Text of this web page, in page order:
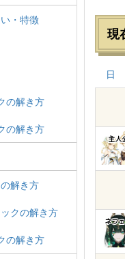
・特徴
の解き方
の解き方
解き方
クの解き方
の解き方
現
日
主人
ネフ